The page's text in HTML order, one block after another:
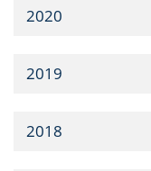
2020
2019
2018